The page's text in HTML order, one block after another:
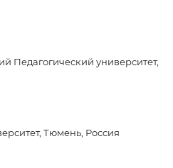
Педагогический университет,
Тюмень, Россия